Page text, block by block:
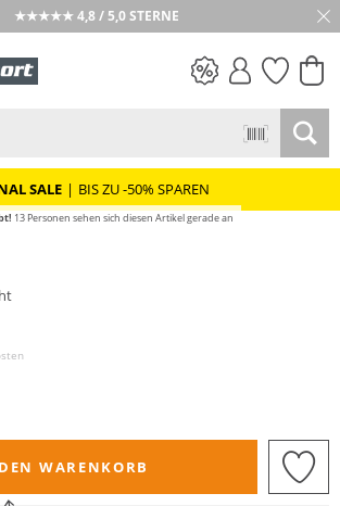
★★★★★ 4,8 / 5,0 STERNE
SALE | BIS ZU -50% SPAREN
13 Personen sehen sich diesen Artikel gerade an
WARENKORB